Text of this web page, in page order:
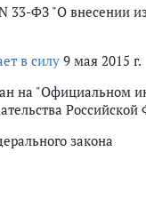
33-ФЗ "О внесении
в силу 9 мая 2015 г.
на "Официальном
закона